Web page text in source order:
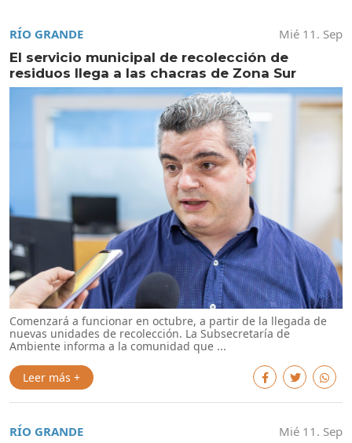
RÍO GRANDE
Mié 11. Sep
El servicio municipal de recolección de
residuos llega a las chacras de Zona Sur
Comenzará a funcionar en octubre, a partir de la llegada de
nuevas unidades de recolección. La Subsecretaría de
Ambiente informa a la comunidad que ...
Leer más +
RÍO GRANDE
Mié 11. Sep